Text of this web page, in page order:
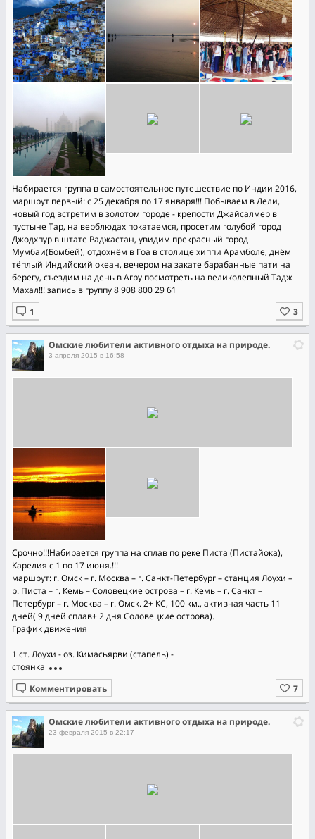
Набирается группа в самостоятельное путешествие по Индии 2016,
маршрут первый: с 25 декабря по 17 января!!! Побываем в Дели,
новый год встретим в золотом городе - крепости Джайсалмер в
пустыне Тар, на верблюдах покатаемся, просетим голубой город
Джодхпур в штате Раджастан, увидим прекрасный город
Мумбаи(Бомбей), отдохнём в Гоа в столице хиппи Арамболе, днём
тёплый Индийский океан, вечером на закате барабанные пати на
берегу, съездим на день в Агру посмотреть на великолепный Тадж
Махал!!! запись в группу 8 908 800 29 61
Омские любители активного отдыха на природе.
3 апреля 2015 в 16:58
Срочно!!!Набирается группа на сплав по реке Писта (Пистайока),
Карелия с 1 по 17 июня.!!!
маршрут: г. Омск – г. Москва – г. Санкт-Петербург – станция Лоухи –
р. Писта – г. Кемь – Соловецкие острова – г. Кемь – г. Санкт –
Петербург – г. Москва – г. Омск. 2+ КС, 100 км., активная часть 11
дней( 9 дней сплав+ 2 дня Соловецкие острова).
График движения
1 ст. Лоухи - оз. Кимасьярви (стапель) -
стоянка
Комментировать
Омские любители активного отдыха на природе.
23 февраля 2015 в 22:17